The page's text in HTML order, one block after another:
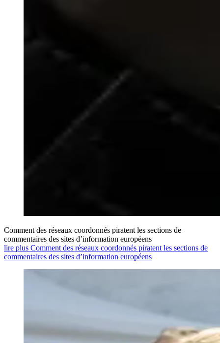
Comment des réseaux coordonnés piratent les sections de
commentaires des sites d’information européens
lire plus Comment des réseaux coordonnés piratent les sections de
commentaires des sites d’information européens